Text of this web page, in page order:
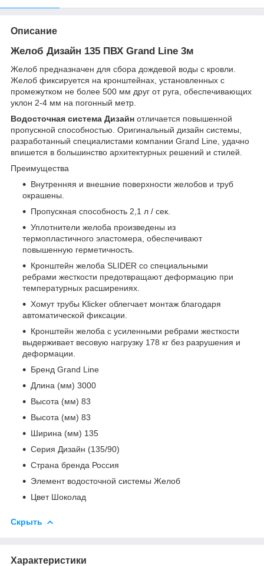
Описание
Желоб Дизайн 135 ПВХ Grand Line 3м
Желоб предназначен для сбора дождевой воды с кровли.
Желоб фиксируется на кронштейнах, установленных с
промежутком не более 500 мм друг от руга, обеспечивающих
уклон 2-4 мм на погонный метр.
Водосточная система Дизайн отличается повышенной
пропускной способностью. Оригинальный дизайн системы,
разработанный специалистами компании Grand Line, удачно
впишется в большинство архитектурных решений и стилей.
Преимущества
Внутренняя и внешние поверхности желобов и труб
окрашены.
Пропускная способность 2,1 л / сек.
Уплотнители желоба произведены из
термопластичного эластомера, обеспечивают
повышенную герметичность.
Кронштейн желоба SLIDER со специальными
ребрами жесткости предотвращают деформацию при
температурных расширениях.
Хомут трубы Klicker облегчает монтаж благодаря
автоматической фиксации.
Кронштейн желоба с усиленными ребрами жесткости
выдерживает весовую нагрузку 178 кг без разрушения и
деформации.
Бренд Grand Line
Длина (мм) 3000
Высота (мм) 83
Высота (мм) 83
Ширина (мм) 135
Серия Дизайн (135/90)
Страна бренда Россия
Элемент водосточной системы Желоб
Цвет Шоколад
Скрыть
Характеристики